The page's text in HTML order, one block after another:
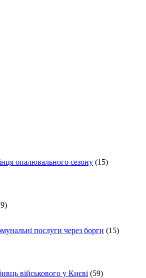
опалювального сезону (15)
послуги через борги (15)
військового у Києві (59)